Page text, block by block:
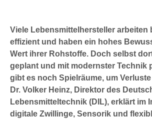
Viele Lebensmittelhersteller arbeiten
effizient und haben ein hohes
Wert ihrer Rohstoffe. Doch selbst
geplant und mit modernster Technik
gibt es noch Spielräume, um
Dr. Volker Heinz, Direktor des
Lebensmitteltechnik (DIL), erklärt im
digitale Zwillinge, Sensorik und